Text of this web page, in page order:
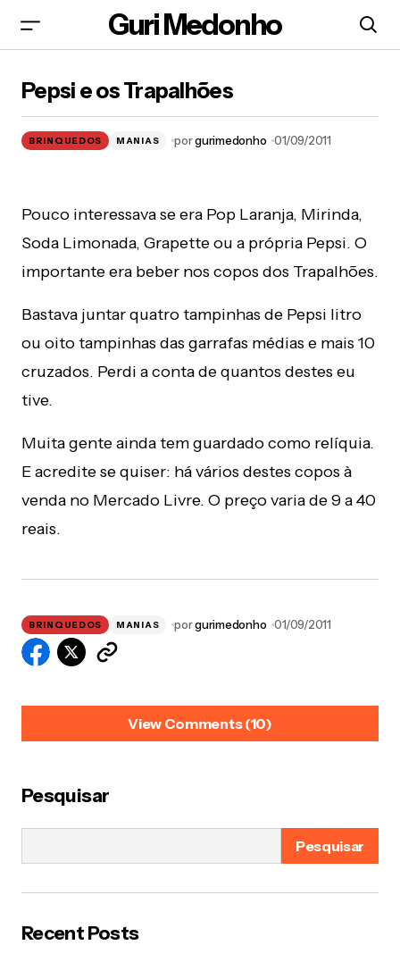
Guri Medonho
Pepsi e os Trapalhões
BRINQUEDOS MANIAS porgurimedonho 01/09/2011
Pouco interessava se era Pop Laranja, Mirinda,
Soda Limonada, Grapette ou a própria Pepsi. O
importante era beber nos copos dos Trapalhões.
Bastava juntar quatro tampinhas de Pepsi litro
ou oito tampinhas das garrafas médias e mais 10
cruzados. Perdi a conta de quantos destes eu
tive.
Muita gente ainda tem guardado como relíquia.
E acredite se quiser: há vários destes copos à
venda no Mercado Livre. O preço varia de 9 a 40
reais.
BRINQUEDOS MANIAS porgurimedonho 01/09/2011
View Comments (10)
CARA, DE ONDE VOCÊ LEMBROU ESSA?
QUE MARAVILHA, ME EMOCIONEI AGORA.. EU
TINHA ALGUNS, TAMBÉM NAO LEMBRO QUANTOS..
Pesquisar
Pesquisar
Recent Posts